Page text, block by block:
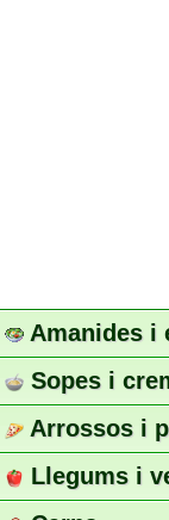
Amanides i
Sopes i
Arrossos i
Llegums i